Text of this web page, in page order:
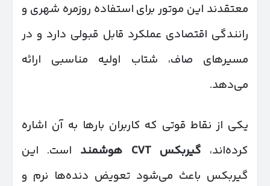
معتقدند این موتور برای استفاده روزمره شهری و
رانندگی اقتصادی عملکرد قابل قبولی دارد و در
مسیرهای صاف، شتاب اولیه مناسبی ارائه
می‌دهد.
یکی از نقاط قوتی که کاربران بارها به آن اشاره
کرده‌اند، گیربکس CVT هوشمند است. این
گیربکس باعث می‌شود تعویض دنده‌ها نرم و